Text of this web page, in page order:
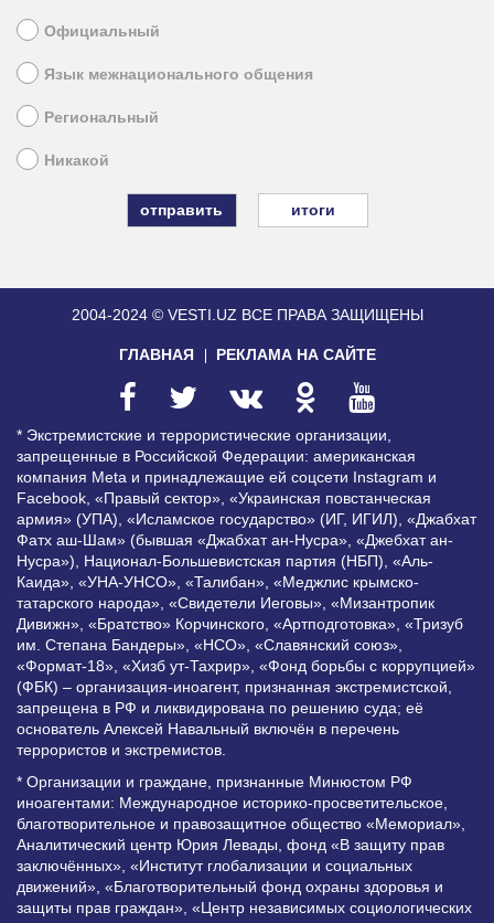
Официальный
Язык межнационального общения
Региональный
Никакой
итоги
2004-2024 © VESTI.UZ ВСЕ ПРАВА ЗАЩИЩЕНЫ
ГЛАВНАЯ РЕКЛАМА НА САЙТЕ
* Экстремистские и террористические организации,
запрещенные в Российской Федерации: американская
компания Meta и принадлежащие ей соцсети Instagram и
Facebook, «Правый сектор», «Украинская повстанческая
армия» (УПА), «Исламское государство» (ИГ, ИГИЛ), «Джабхат
Фатх аш-Шам» (бывшая «Джабхат ан-Нусра», «Джебхат ан-
Нусра»), Национал-Большевистская партия (НБП), «Аль-
Каида», «УНА-УНСО», «Талибан», «Меджлис крымско-
татарского народа», «Свидетели Иеговы», «Мизантропик
Дивижн», «Братство» Корчинского, «Артподготовка», «Тризуб
им. Степана Бандеры», «НСО», «Славянский союз»,
«Формат-18», «Хизб ут-Тахрир», «Фонд борьбы с коррупцией»
(ФБК) – организация-иноагент, признанная экстремистской,
запрещена в РФ и ликвидирована по решению суда; её
основатель Алексей Навальный включён в перечень
террористов и экстремистов.
* Организации и граждане, признанные Минюстом РФ
иноагентами: Международное историко-просветительское,
благотворительное и правозащитное общество «Мемориал»,
Аналитический центр Юрия Левады, фонд «В защиту прав
заключённых», «Институт глобализации и социальных
движений», «Благотворительный фонд охраны здоровья и
защиты прав граждан», «Центр независимых социологических